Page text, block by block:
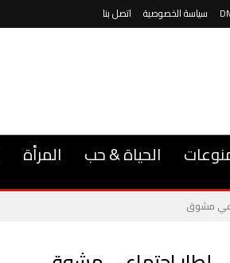
سياسة الخصوصية اتصل بنا
الحياة & حب المرأة
مشوق